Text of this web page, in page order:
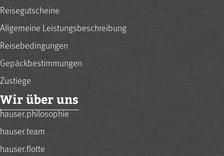
Reisegutscheine
Allgemeine Leistungsbeschreibung
Reisebedingungen
Gepäckbestimmungen
Zustiege
Wir über uns
hauser.philosophie
hauser.team
hauser.flotte